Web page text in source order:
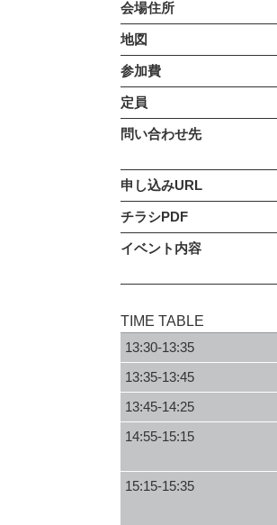
会場住所
地図
参加費
定員
問い合わせ先
申し込みURL
チラシPDF
イベント内容
TIME TABLE
13:30-13:35
13:35-13:45
13:45-14:25
14:55-15:15
15:15-15:35